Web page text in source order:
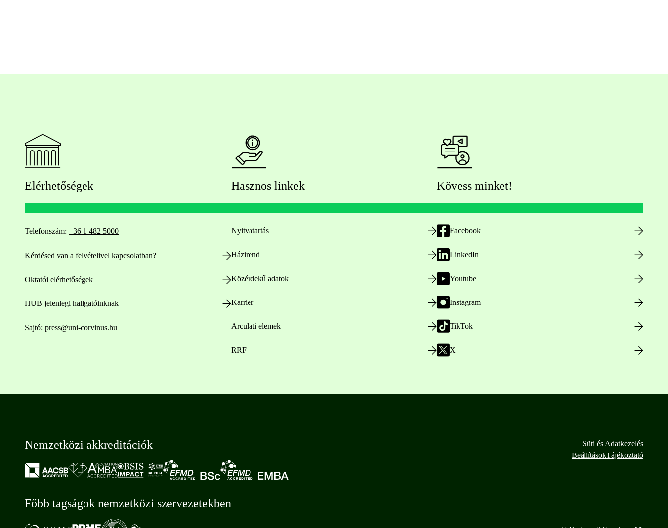
Elérhetőségek
Telefonszám: +36 1 482 5000
Kérdésed van a felvételivel kapcsolatban?
Oktatói elérhetőségek
HUB jelenlegi hallgatóinknak
Sajtó: press@uni-corvinus.hu
Hasznos linkek
Nyitvatartás
Házirend
Közérdekű adatok
Karrier
Arculati elemek
RRF
Kövess minket!
Facebook
LinkedIn
Youtube
Instagram
TikTok
X
Nemzetközi akkreditációk
Főbb tagságok nemzetközi szervezetekben
Süti és Adatkezelés
BeállításokTájékoztató